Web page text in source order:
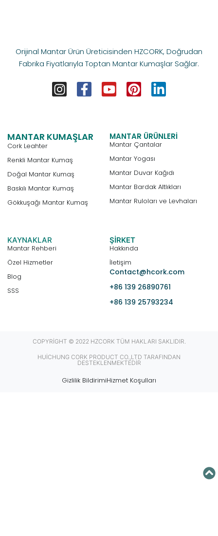
Orijinal Mantar Ürün Üreticisinden HZCORK, Doğrudan
Fabrika Fiyatlarıyla Toptan Mantar Kumaşlar Sağlar.
MANTAR KUMAŞLAR
Cork Leahter
Renkli Mantar Kumaş
Doğal Mantar Kumaş
Baskılı Mantar Kumaş
Gökkuşağı Mantar Kumaş
MANTAR ÜRÜNLERI
Mantar Çantalar
Mantar Yogası
Mantar Duvar Kağıdı
Mantar Bardak Altlıkları
Mantar Ruloları ve Levhaları
KAYNAKLAR
Mantar Rehberi
Özel Hizmetler
Blog
SSS
ŞIRKET
Hakkında
İletişim
Contact@hcork.com
+86 139 26890761
+86 139 25793234
COPYRIGHT © 2022 HZCORK TÜM HAKLARI SAKLIDIR.
HUICHUNG CORK PRODUCT CO.,LTD TARAFINDAN
DESTEKLENMEKTEDIR
Gizlilik BildirimiHizmet Koşulları